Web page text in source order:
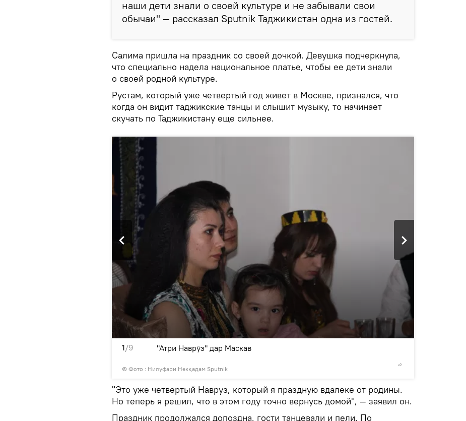
наши дети знали о своей культуре и не забывали свои
обычаи" — рассказал Sputnik Таджикистан одна из гостей.
Салима пришла на праздник со своей дочкой. Девушка подчеркнула,
что специально надела национальное платье, чтобы ее дети знали
о своей родной культуре.
Рустам, который уже четвертый год живет в Москве, признался, что
когда он видит таджикские танцы и слышит музыку, то начинает
скучать по Таджикистану еще сильнее.
1/9
© Фото : Нилуфари Некқадам Sputnik
"Атри Наврӯз" дар Маскав
"Это уже четвертый Навруз, который я праздную вдалеке от родины.
Но теперь я решил, что в этом году точно вернусь домой", — заявил он.
Праздник продолжался допоздна, гости танцевали и пели. По